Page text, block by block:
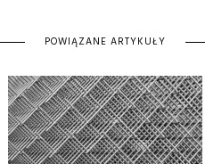
POWIĄZANE ARTYKUŁY